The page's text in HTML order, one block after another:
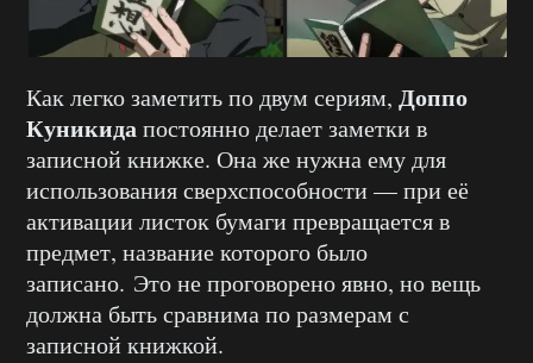
Как легко заметить по двум сериям, Доппо
Куникидапостоянно делает заметки в
записной книжке. Она же нужна ему для
использования сверхспособности — при её
активации листок бумаги превращается в
предмет, название которого было
записано. Это не проговорено явно, но вещь
должна быть сравнима по размерам с
записной книжкой.